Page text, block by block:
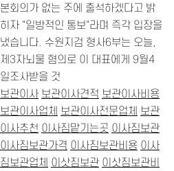
본회의가 없는 주에 출석하겠다고 밝
히자 "일방적인 통보"라며 즉각 입장을
냈습니다. 수원지검 형사6부는 오늘,
제3자뇌물 혐의로 이 대표에게 9월4
일조사받을 것
보관이사 보관이사견적 보관이사비용
보관이사업체 보관이사전문업체 보관
이사추천 이사짐맡기는곳 이사짐보관
이사짐보관가격 이사짐보관비용 이사
짐보관업체 이삿짐보관 이삿짐보관비